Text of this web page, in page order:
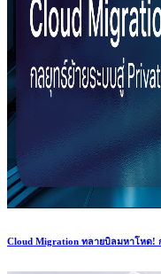
Cloud Migration ทลายบิลมหาโหด!